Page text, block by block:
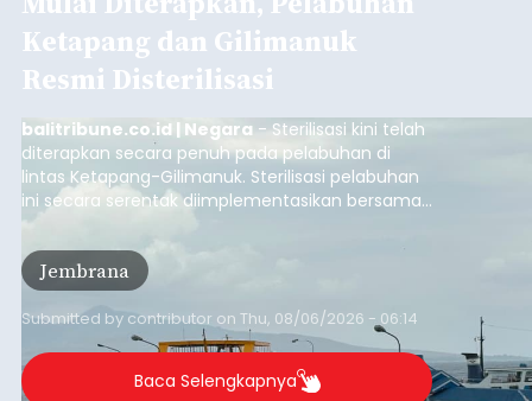
Ketapang dan Gilimanuk
Resmi Disterilisasi
balitribune.co.id | Negara - Sterilisasi kini telah
diterapkan secara penuh pada pelabuhan di
lintas Ketapang-Gilimanuk. Sterilisasi pelabuhan
ini secara serentak diimplementasikan bersama
empat pelabuhan utama lainnya, yakni
Pelabuhan Merak, Bakauheni, Kayangan, dan
Lembar pada Rabu (5/8/2026).
Jembrana
Submitted by contributor on Thu, 08/06/2026 - 06:14
Baca Selengkapnya